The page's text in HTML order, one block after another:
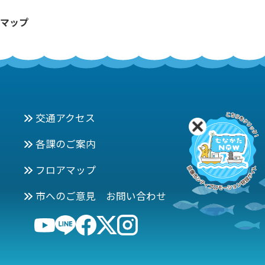
ップ
交通アクセス
各課のご案内
フロアマップ
市へのご意見 お問い合わせ